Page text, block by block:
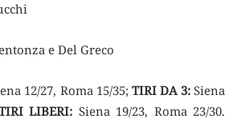
e Del Greco
12/27, Roma 15/35; TIRI DA 3:Siena
LIBERI: Siena 19/23, Roma 23/30.